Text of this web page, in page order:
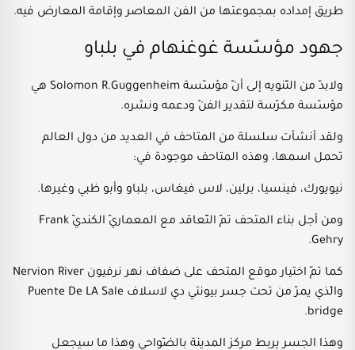
طريق إمداده بمجموعتها من الفن المعاصر وإقامة المعارض فيه.
جهود مؤسّسة غوغنهام في بلباو
ولابدّ من التّنويه إلى أنّ مؤسّسة Solomon R.Guggenheim هي
مؤسّسة مكرّسة لتقدير الفنّ ودعمه ونشره.
ولقد أنشأت سلسلة من المتاحف في العديد من دول العالم
تحمل اسمها، وهذه المتاحف موجودة في:
نيويورك، فينسيا، برلين، لاس فيغاس، بلباو وأبو ظبي وغيرها.
ومن أجل بناء المتحف تمّ التّعاقد مع المعماريّ الكنديّ Frank
Gehry.
كما تمّ اختيار موقع المتحف على ضفاف نهر نرفيون Nervion River
والّذي يمرّ من تحت جسر بيونتي دي لاسلاف Puente De LA Sale
bridge.
وهذا الجسر يربط مركز المدينة بالضّواحي وهذا ما سيجعل